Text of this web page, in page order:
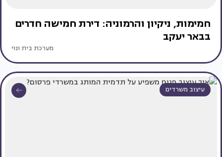
חמימות, ניקיון והרמוניה: דירת חמישה חדרים
בבאר יעקב
מערכת בית ונוי
עיצוב משרדים